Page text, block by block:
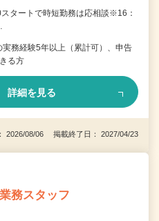
タートで時短勤務は応相談※16：
実務経験5年以上（累計可）、申告
る方
詳細を見る
2026/08/06 掲載終了日： 2027/04/23
務スタッフ